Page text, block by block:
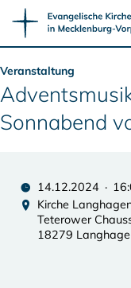
Veranstaltung
Sonnabend
14.12.2024 ·
Kirche
Teterower
18279